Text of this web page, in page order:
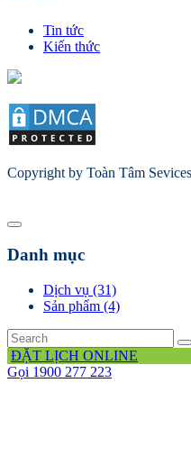
Tin tức
Kiến thức
Copyright by Toàn Tâm
Danh mục
Dịch vụ (31)
Sản phẩm (4)
ĐẶT LỊCH ONLINE
Gọi 1900 277 223